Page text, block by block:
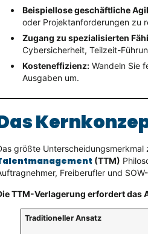
Beispiellose geschäftliche
oder Projektanforderungen zu
Zugang zu spezialisierten
Cybersicherheit, Teilzeit-
Kosteneffizienz: Wandeln Sie
Ausgaben um.
größte
(TTM)
Freiberufler und
TTM-Verlagerung erfordert
Traditioneller Ansatz